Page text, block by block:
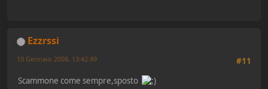
Ezzrssi
#11
10 Gennaio 2008, 13:42:49
Scammone come sempre,sposto